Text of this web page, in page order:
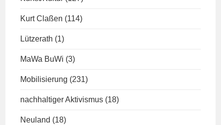
Kurt Claßen (114)
Lützerath (1)
MaWa BuWi (3)
Mobilisierung (231)
nachhaltiger Aktivismus (18)
Neuland (18)